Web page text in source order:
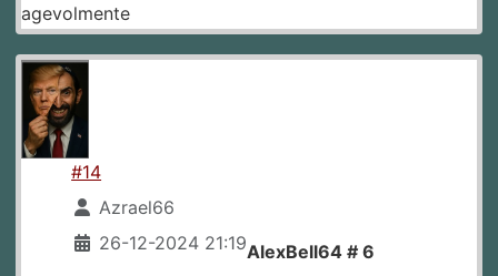
agevolmente
#14
Azrael66
26-12-2024 21:19AlexBell64 # 6